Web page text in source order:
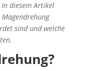
diesem Artikel
sind und welche